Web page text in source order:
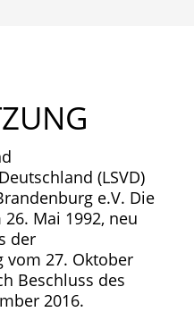
(LSVD)
e.V. Die
Mai 1992, neu
der
27. Oktober
Beschluss des
2016.